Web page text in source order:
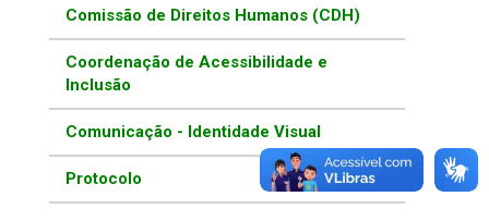
Comissão de Direitos Humanos (CDH)
Coordenação de Acessibilidade e
Inclusão
Comunicação - Identidade Visual
Protocolo